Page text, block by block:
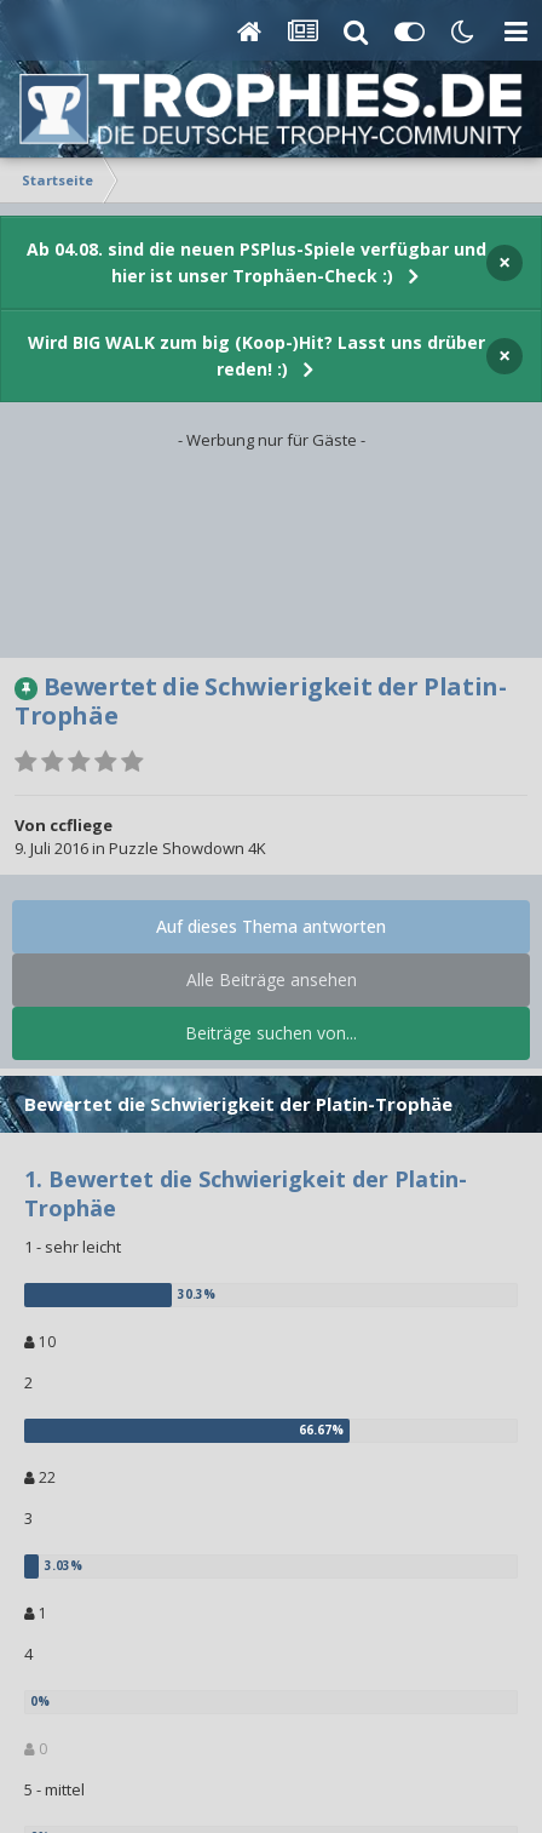
Startseite
Ab 04.08. sind die neuen PSPlus-Spiele verfügbar und
hier ist unser Trophäen-Check :)
×
Wird BIG WALK zum big (Koop-)Hit? Lasst uns drüber
reden! :)
×
- Werbung nur für Gäste -
Bewertet die Schwierigkeit der Platin-
Trophäe
Von ccfliege
9. Juli 2016in Puzzle Showdown 4K
Beiträge suchen von...
Alle Beiträge ansehen
Auf dieses Thema antworten
Bewertet die Schwierigkeit der Platin-Trophäe
1. Bewertet die Schwierigkeit der Platin-
Trophäe
1 - sehr leicht
10
2
22
3
1
4
0
5 - mittel